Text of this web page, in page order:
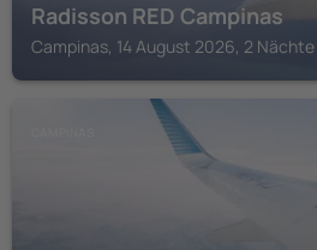
Radisson RED Campinas
Campinas, 14 August 2026, 2 Nächte